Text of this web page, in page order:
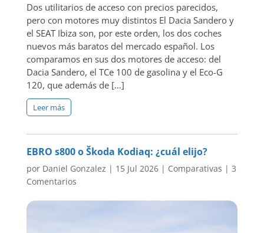
Dos utilitarios de acceso con precios parecidos,
pero con motores muy distintos El Dacia Sandero y
el SEAT Ibiza son, por este orden, los dos coches
nuevos más baratos del mercado español. Los
comparamos en sus dos motores de acceso: del
Dacia Sandero, el TCe 100 de gasolina y el Eco-G
120, que además de […]
Leer más
EBRO s800 o Škoda Kodiaq: ¿cuál elijo?
por Daniel Gonzalez | 15 Jul 2026| Comparativas | 3
Comentarios